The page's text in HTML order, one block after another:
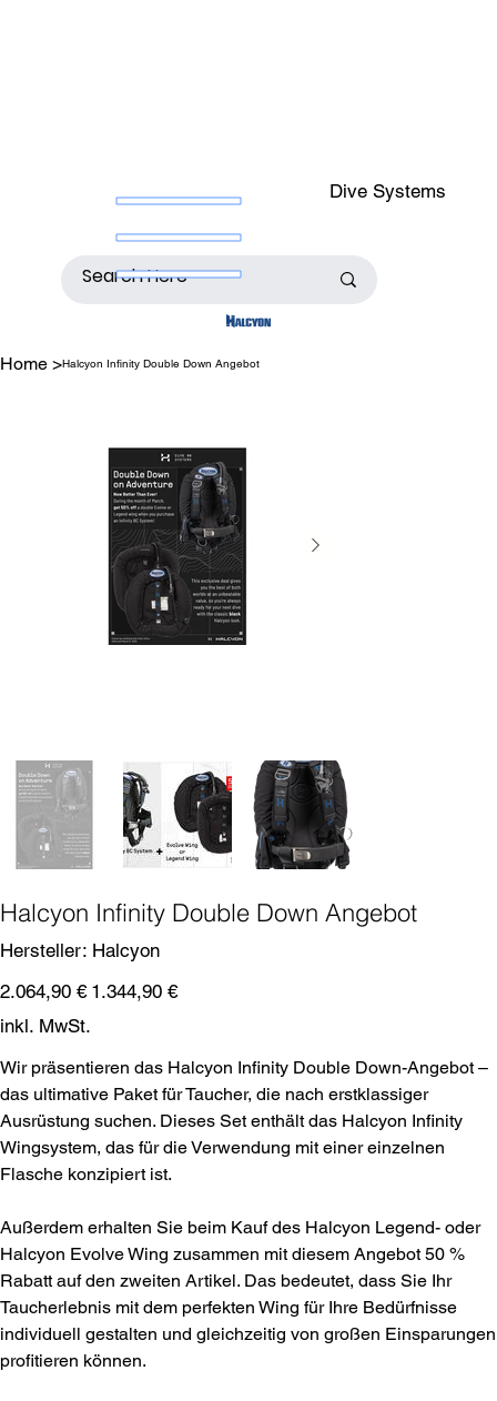
Dive Systems
Home >Halcyon Infinity Double Down Angebot
Halcyon Infinity Double Down Angebot
Hersteller: Artikelnummer:
Halcyon
Halcyon
Ursprünglicher
Preis
2.064,90 € Angebotspreis
1.344,90 €
inkl. MwSt.
Wir präsentieren das Halcyon Infinity Double Down-Angebot –
das ultimative Paket für Taucher, die nach erstklassiger
Ausrüstung suchen. Dieses Set enthält das Halcyon Infinity
Wingsystem, das für die Verwendung mit einer einzelnen
Flasche konzipiert ist.
Außerdem erhalten Sie beim Kauf des Halcyon Legend- oder
Halcyon Evolve Wing zusammen mit diesem Angebot 50 %
Rabatt auf den zweiten Artikel. Das bedeutet, dass Sie Ihr
Taucherlebnis mit dem perfekten Wing für Ihre Bedürfnisse
individuell gestalten und gleichzeitig von großen Einsparungen
profitieren können.